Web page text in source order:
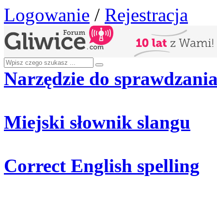
Logowanie / Rejestracja
Narzędzie do
Miejski słownik slangu
Correct English spelling